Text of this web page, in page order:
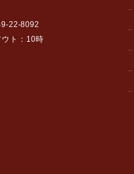
22-8092
ト：10時